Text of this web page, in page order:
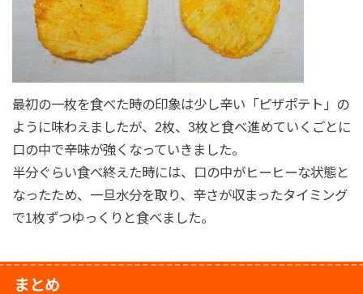
最初の一枚を食べた時の印象は少し辛い「ピザポテト」の
ように味わえましたが、2枚、3枚と食べ進めていくごとに
口の中で辛味が強くなっていきました。
半分ぐらい食べ終えた時には、口の中がヒーヒーな状態と
なったため、一旦水分を取り、辛さが収まったタイミング
で1枚ずつゆっくりと食べました。
まとめ